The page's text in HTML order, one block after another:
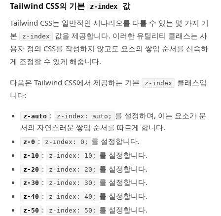
Tailwind CSS의 기본 z-index 값
Tailwind CSS는 일반적인 시나리오를 다룰 수 있는 몇 가지 기
본
z-index
값을 제공합니다. 이러한 유틸리티 클래스는 사
용자 정의 CSS를 작성하지 않고도 요소의 쌓임 순서를 신속하
게 조정할 수 있게 해줍니다.
다음은 Tailwind CSS에서 제공하는 기본 z-index
클래스입
니다:
z-auto : z-index: auto;
를 설정하며, 이는 요소가 문
서의 자연스러운 쌓임 순서를 따르게 합니다.
z-0 : z-index: 0; 를 설정합니다.
z-10 : z-index: 10; 를 설정합니다.
z-20 : z-index: 20; 를 설정합니다.
z-30 : z-index: 30; 를 설정합니다.
z-40 : z-index: 40; 를 설정합니다.
z-50 : z-index: 50;
를 설정합니다.